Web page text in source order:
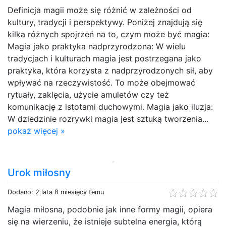
Definicja magii może się różnić w zależności od
kultury, tradycji i perspektywy. Poniżej znajdują się
kilka różnych spojrzeń na to, czym może być magia:
Magia jako praktyka nadprzyrodzona: W wielu
tradycjach i kulturach magia jest postrzegana jako
praktyka, która korzysta z nadprzyrodzonych sił, aby
wpływać na rzeczywistość. To może obejmować
rytuały, zaklęcia, użycie amuletów czy też
komunikację z istotami duchowymi. Magia jako iluzja:
W dziedzinie rozrywki magia jest sztuką tworzenia...
pokaż więcej »
Urok miłosny
Dodano: 2 lata 8 miesięcy temu
Magia miłosna, podobnie jak inne formy magii, opiera
się na wierzeniu, że istnieje subtelna energia, którą